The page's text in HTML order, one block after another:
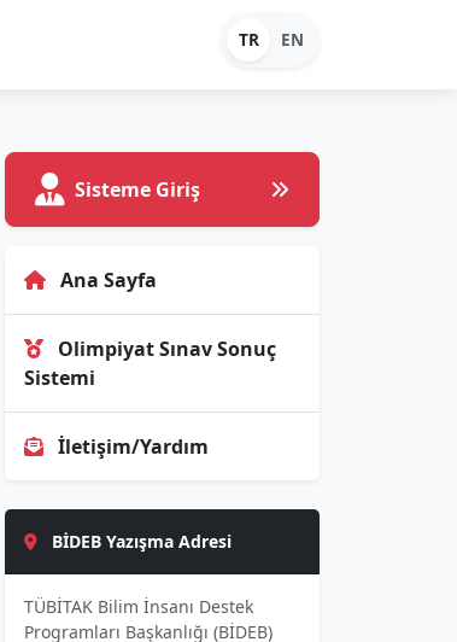
TR EN
Sisteme Giriş
Ana Sayfa
Olimpiyat Sınav Sonuç
Sistemi
İletişim/Yardım
BİDEB Yazışma Adresi
TÜBİTAK Bilim İnsanı Destek
Programları Başkanlığı (BİDEB)